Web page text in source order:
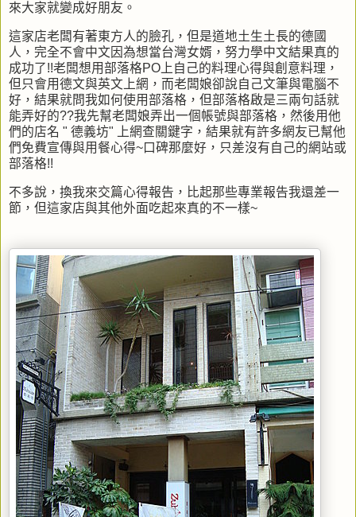
來大家就變成好朋友。
這家店老闆有著東方人的臉孔，但是道地土生土長的德國
人，完全不會中文因為想當台灣女婿，努力學中文結果真的
成功了!!老闆想用部落格PO上自己的料理心得與創意料理，
但只會用德文與英文上網，而老闆娘卻說自己文筆與電腦不
好，結果就問我如何使用部落格，但部落格啟是三兩句話就
能弄好的??我先幫老闆娘弄出一個帳號與部落格，然後用他
們的店名 " 德義坊" 上網查關鍵字，結果就有許多網友已幫他
們免費宣傳與用餐心得~口碑那麼好，只差沒有自己的網站或
部落格!!
不多說，換我來交篇心得報告，比起那些專業報告我還差一
節，但這家店與其他外面吃起來真的不一樣~